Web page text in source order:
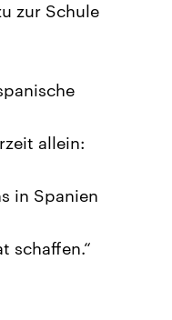
zur Schule
allein:
in Spanien
schaffen.“